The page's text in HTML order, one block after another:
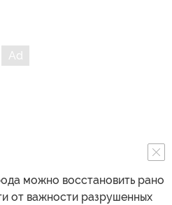
можно восстановить рано
от важности разрушенных